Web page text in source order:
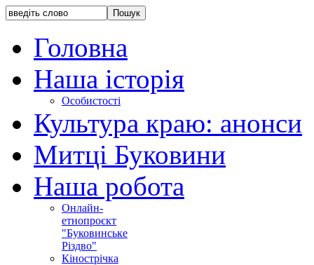
Головна
Наша історія
Особистості
Культура краю: анонси
Митці Буковини
Наша робота
Онлайн-
етнопроєкт
"Буковинське
Різдво"
Кінострічка